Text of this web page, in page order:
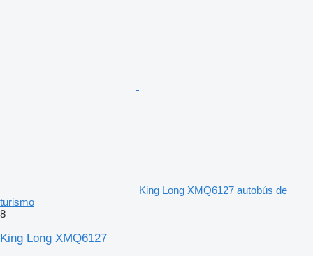
King Long XMQ6127 autobús de
turismo
8
King Long XMQ6127